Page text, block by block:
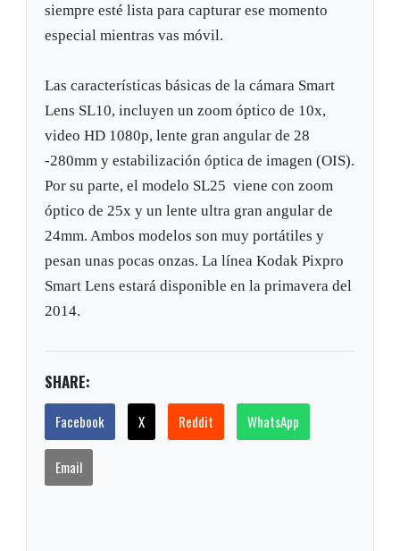
siempre esté lista para capturar ese momento
especial mientras vas móvil.
Las características básicas de la cámara Smart
Lens SL10, incluyen un zoom óptico de 10x,
video HD 1080p, lente gran angular de 28
-280mm y estabilización óptica de imagen (OIS).
Por su parte, el modelo SL25 viene con zoom
óptico de 25x y un lente ultra gran angular de
24mm. Ambos modelos son muy portátiles y
pesan unas pocas onzas. La línea Kodak Pixpro
Smart Lens estará disponible en la primavera del
2014.
SHARE:
Facebook X Reddit WhatsApp
Email